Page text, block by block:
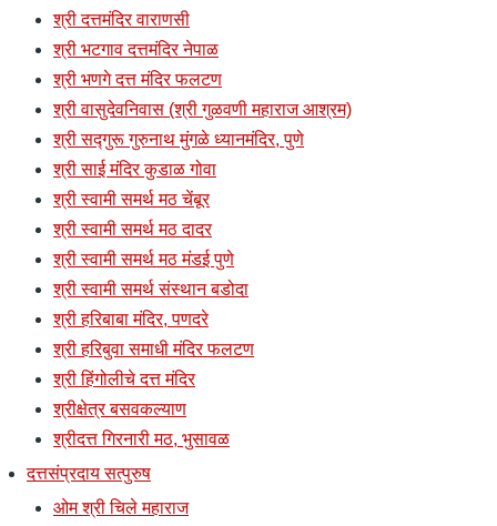
श्री दत्तमंदिर वाराणसी
श्री भटगाव दत्तमंदिर नेपाळ
श्री भणगे दत्त मंदिर फलटण
श्री वासुदेवनिवास (श्री गुळवणी महाराज आश्रम)
श्री सद्गुरू गुरुनाथ मुंगळे ध्यानमंदिर, पुणे
श्री साई मंदिर कुडाळ गोवा
श्री स्वामी समर्थ मठ चेंबूर
श्री स्वामी समर्थ मठ दादर
श्री स्वामी समर्थ मठ मंडई पुणे
श्री स्वामी समर्थ संस्थान बडोदा
श्री हरिबाबा मंदिर, पणदरे
श्री हरिबुवा समाधी मंदिर फलटण
श्री हिंगोलीचे दत्त मंदिर
श्रीक्षेत्र बसवकल्याण
श्रीदत्त गिरनारी मठ, भुसावळ
दत्तसंप्रदाय सत्पुरुष
ओम श्री चिले महाराज